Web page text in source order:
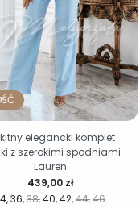
36 38 40 42 44 46
Cena
439,00 zł
elegancki komplet
z szerokimi spodniami –
Lauren